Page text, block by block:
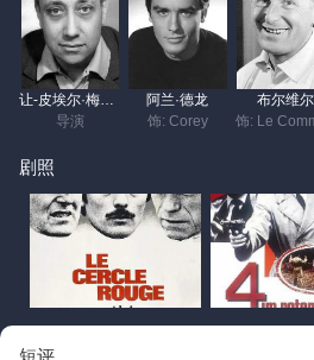
策划一起珠宝抢劫案。
导演
阿兰·德龙
饰: Corey
布尔维尔
剧照
短评